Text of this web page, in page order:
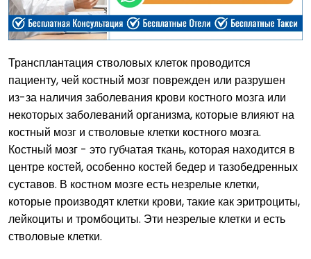
Трансплантация стволовых клеток проводится
пациенту, чей костный мозг поврежден или разрушен
из-за наличия заболевания крови костного мозга или
некоторых заболеваний организма, которые влияют на
костный мозг и стволовые клетки костного мозга.
Костный мозг - это губчатая ткань, которая находится в
центре костей, особенно костей бедер и тазобедренных
суставов. В костном мозге есть незрелые клетки,
которые производят клетки крови, такие как эритроциты,
лейкоциты и тромбоциты. Эти незрелые клетки и есть
стволовые клетки.